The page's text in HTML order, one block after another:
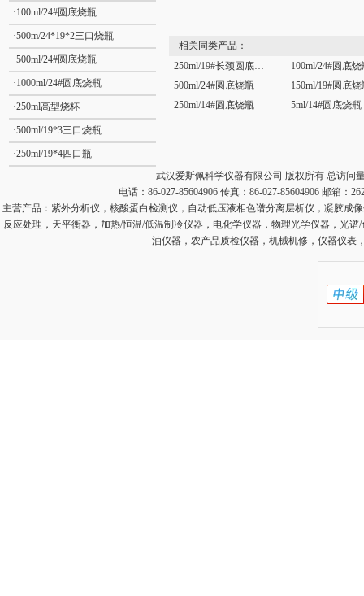
·100ml/24#圆底烧瓶
·500m/24*19*2三口烧瓶
·500ml/24#圆底烧瓶
·1000ml/24#圆底烧瓶
·250ml高型烧杯
·500ml/19*3三口烧瓶
·250ml/19*4四口瓶
相关同类产品：
250ml/19#长颈圆底烧瓶
100ml/24#圆底烧
500ml/24#圆底烧瓶
150ml/19#圆底烧
250ml/14#圆底烧瓶
5ml/14#圆底烧瓶
武汉爱斯佩科学仪器有限公司 版权所有 总访问
电话：86-027-85604906 传真：86-027-85604906 邮箱：
主营产品： 紫外分析仪，核酸蛋白检测仪，自动低压液相色谱分离层析仪，凝胶成
反应处理，天平衡器，加热/恒温/低温制冷仪器，电化学仪器，物理光学仪器，光
油仪器，农产品质检仪器，机械机修，仪器仪表